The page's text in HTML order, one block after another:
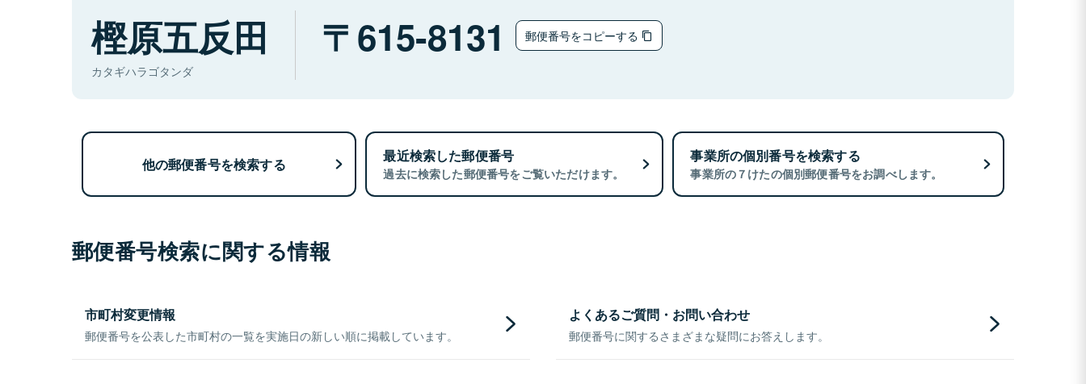
樫原五反田
カタギハラゴタンダ
615-8131 郵便番号をコピーする
他の郵便番号を検索する 最近検索した郵便番号
過去に検索した郵便番号をご覧いただけます。
事業所の個別番号を検索する
事業所の７けたの個別郵便番号をお調べします。
郵便番号検索に関する情報
市町村変更情報
郵便番号を公表した市町村の一覧を実施日の新しい順に掲載しています。
よくあるご質問・お問い合わせ
郵便番号に関するさまざまな疑問にお答えします。